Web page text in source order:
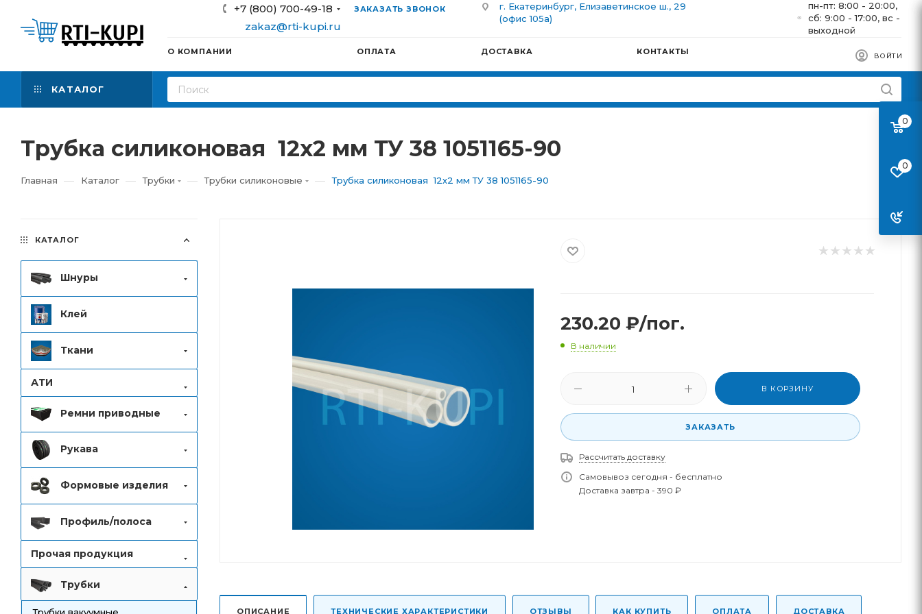
+7 (800) 700-49-18 ЗАКАЗАТЬ ЗВОНОК
zakaz@rti-kupi.ru
г. Екатеринбург, Елизаветинское ш., 29
(офис 105а)
пн-пт: 8:00 - 20:00,
сб: 9:00 - 17:00, вс -
выходной
ВОЙТИ
О КОМПАНИИ ОПЛАТА ДОСТАВКА КОНТАКТЫ
КАТАЛОГ
Трубка силиконовая 12х2 мм ТУ 38 1051165-90
Главная — Каталог — Трубки — Трубки силиконовые — Трубка силиконовая 12х2 мм ТУ 38 1051165-90
230.20 ₽/пог.
В наличии
В КОРЗИНУ
ЗАКАЗАТЬ
Рассчитать доставку
Самовывоз сегодня - бесплатно
Доставка завтра - 390 ₽
ОПИСАНИЕ ТЕХНИЧЕСКИЕ ХАРАКТЕРИСТИКИ ОТЗЫВЫ КАК КУПИТЬ ОПЛАТА ДОСТАВКА
КАТАЛОГ
Шнуры
Клей
Ткани
АТИ
Ремни приводные
Рукава
Формовые изделия
Профиль/полоса
Прочая продукция
Трубки
0
0